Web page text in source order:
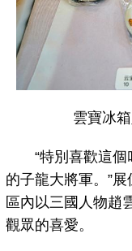
雲寶冰
“特別喜歡這個
的子龍大將軍。”
區內以三國人物趙
觀眾的喜愛。